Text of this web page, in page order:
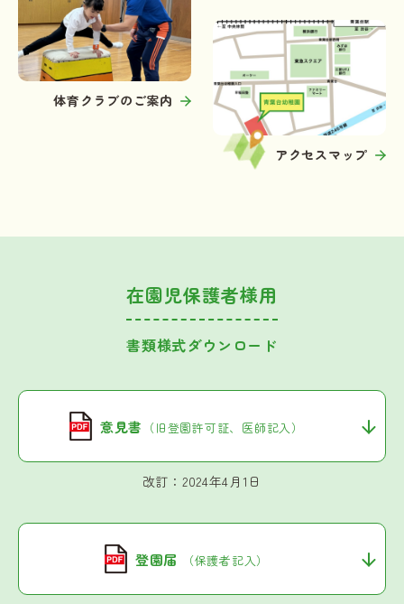
体育クラブのご案内
アクセスマップ
在園児保護者様用
書類様式ダウンロード
意見書 （旧登園許可証、医師記入）
改訂：2024年4月1日
登園届 （保護者記入）